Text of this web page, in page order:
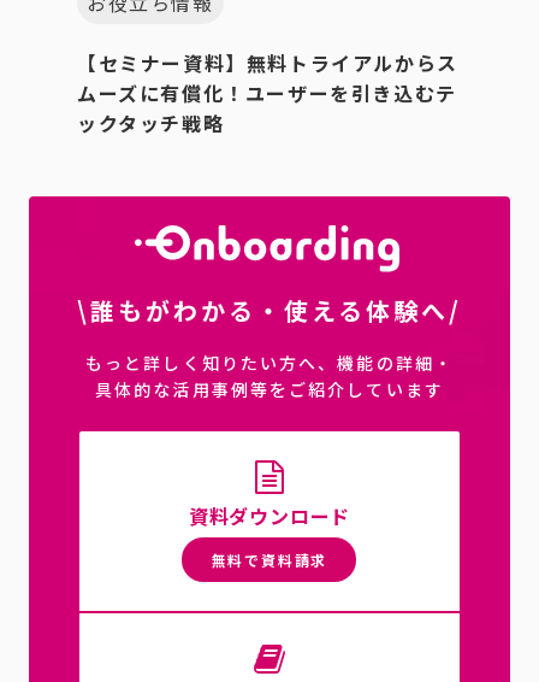
【セミナー資料】無料トライアルからス
ムーズに有償化！ユーザーを引き込むテ
ックタッチ戦略
\誰もがわかる・使える体験へ/
もっと詳しく知りたい方へ、機能の詳細・
具体的な活用事例等をご紹介しています
資料ダウンロード
無料で資料請求